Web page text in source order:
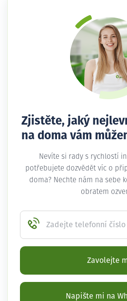
Zjistěte, jaký
na doma vám
Nevíte si rady s rychlostí
potřebujete dozvědět víc o
doma? Nechte nám na sebe
obratem
Zadejte telefonní číslo
Zavolejte
Napište mi na